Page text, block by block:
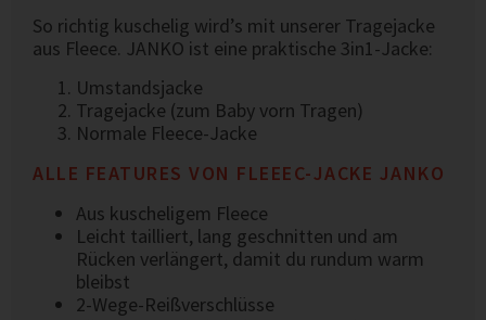
So richtig kuschelig wird’s mit unserer Tragejacke
aus Fleece. JANKO ist eine praktische 3in1-Jacke:
Umstandsjacke
Tragejacke (zum Baby vorn Tragen)
Normale Fleece-Jacke
ALLE FEATURES VON FLEEEC-JACKE JANKO
Aus kuscheligem Fleece
Leicht tailliert, lang geschnitten und am
Rücken verlängert, damit du rundum warm
bleibst
2-Wege-Reißverschlüsse